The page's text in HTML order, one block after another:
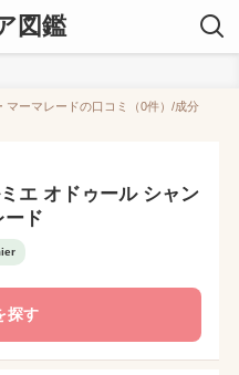
図鑑
マーマレードの口コミ（0件）/成分
エ オドゥール シャン
ード
探す